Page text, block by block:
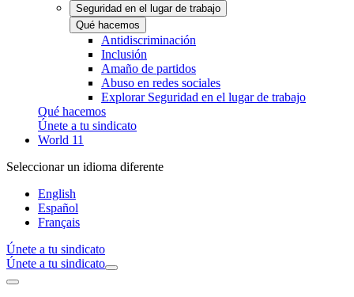
Seguridad en el lugar de trabajo
Qué hacemos
Antidiscriminación
Inclusión
Amaño de partidos
Abuso en redes sociales
Explorar Seguridad en el lugar de trabajo
Qué hacemos
Únete a tu sindicato
World 11
Seleccionar un idioma diferente
English
Español
Français
Únete a tu sindicato
Únete a tu sindicato